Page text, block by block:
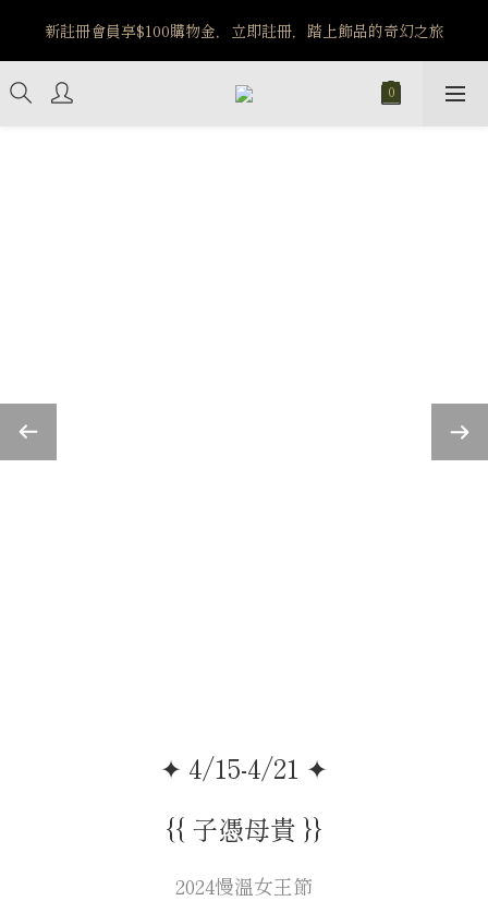
️8/6-8/12 第一波古文明馬拉松正式開跑：烏爾風華套組優惠價
$5140
新註冊會員享$100購物金，立即註冊，踏上飾品的奇幻之旅
$5140
✦ 4/15-4/21 ✦
{{ 子憑母貴 }}
2024慢溫女王節